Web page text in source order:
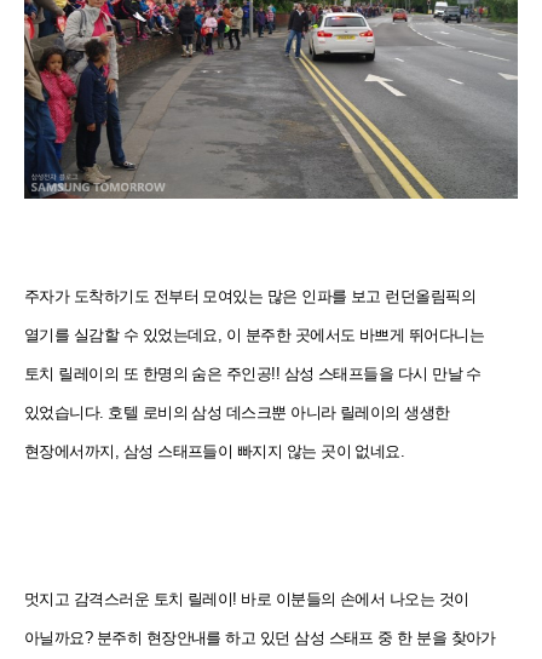
주자가 도착하기도 전부터 모여있는 많은 인파를 보고 런던올림픽의
열기를 실감할 수 있었는데요, 이 분주한 곳에서도 바쁘게 뛰어다니는
토치 릴레이의 또 한명의 숨은 주인공!! 삼성 스태프들을 다시 만날 수
있었습니다. 호텔 로비의 삼성 데스크뿐 아니라 릴레이의 생생한
현장에서까지, 삼성 스태프들이 빠지지 않는 곳이 없네요.
멋지고 감격스러운 토치 릴레이! 바로 이분들의 손에서 나오는 것이
아닐까요? 분주히 현장안내를 하고 있던 삼성 스태프 중 한 분을 찾아가